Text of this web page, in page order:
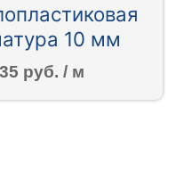
10 мм
35 руб. / м